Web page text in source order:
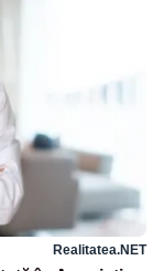
Realitatea.NET